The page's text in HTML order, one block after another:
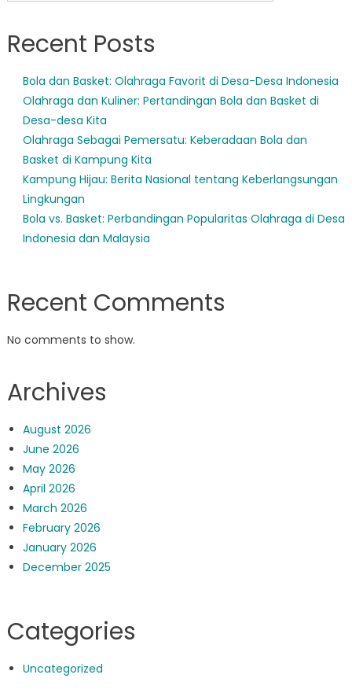
Recent Posts
Bola dan Basket: Olahraga Favorit di Desa-Desa Indonesia
Olahraga dan Kuliner: Pertandingan Bola dan Basket di
Desa-desa Kita
Olahraga Sebagai Pemersatu: Keberadaan Bola dan
Basket di Kampung Kita
Kampung Hijau: Berita Nasional tentang Keberlangsungan
Lingkungan
Bola vs. Basket: Perbandingan Popularitas Olahraga di Desa
Indonesia dan Malaysia
Recent Comments
No comments to show.
Archives
August 2026
June 2026
May 2026
April 2026
March 2026
February 2026
January 2026
December 2025
Categories
Uncategorized